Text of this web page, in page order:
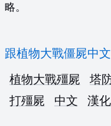
略。
跟植物大戰僵屍中
植物大戰殭屍
塔
打殭屍
中文 漢化